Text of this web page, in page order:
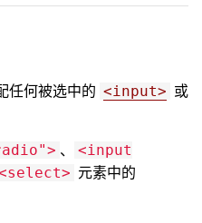
任何被选中的 <input> 或
、
<input
元素中的